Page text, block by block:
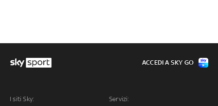
I siti Sky: Servizi:
ACCEDI A SKY GO